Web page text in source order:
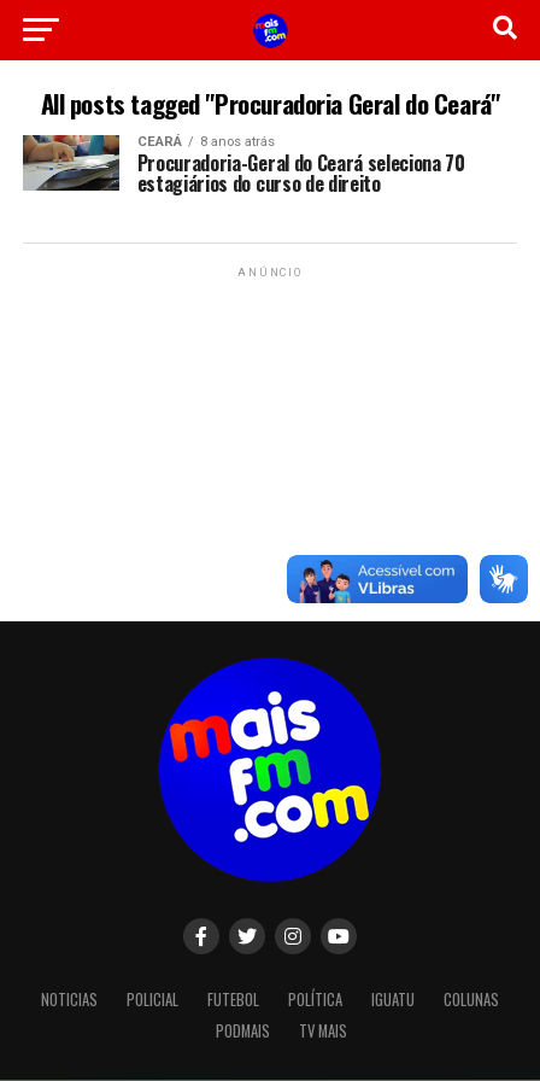
All posts tagged "Procuradoria Geral do Ceará"
CEARÁ 8 anos atrás
Procuradoria-Geral do Ceará seleciona 70
estagiários do curso de direito
ANÚNCIO
NOTICIAS POLICIAL FUTEBOL POLÍTICA IGUATU
COLUNAS
PODMAIS
TV MAIS